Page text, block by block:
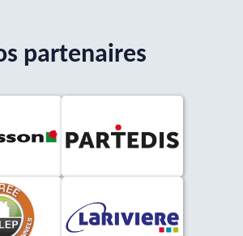
partenaires